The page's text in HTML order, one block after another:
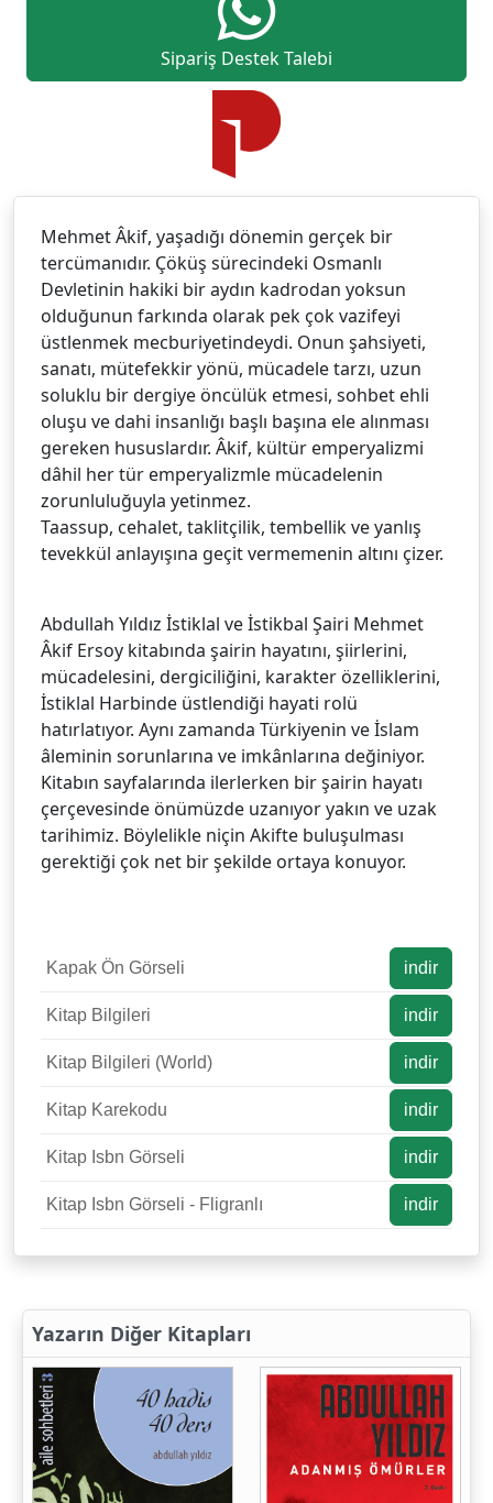
Sipariş Destek Talebi
Mehmet Âkif, yaşadığı dönemin gerçek bir
tercümanıdır. Çöküş sürecindeki Osmanlı
Devletinin hakiki bir aydın kadrodan yoksun
olduğunun farkında olarak pek çok vazifeyi
üstlenmek mecburiyetindeydi. Onun şahsiyeti,
sanatı, mütefekkir yönü, mücadele tarzı, uzun
soluklu bir dergiye öncülük etmesi, sohbet ehli
oluşu ve dahi insanlığı başlı başına ele alınması
gereken hususlardır. Âkif, kültür emperyalizmi
dâhil her tür emperyalizmle mücadelenin
zorunluluğuyla yetinmez.
Taassup, cehalet, taklitçilik, tembellik ve yanlış
tevekkül anlayışına geçit vermemenin altını çizer.
Abdullah Yıldız İstiklal ve İstikbal Şairi Mehmet
Âkif Ersoy kitabında şairin hayatını, şiirlerini,
mücadelesini, dergiciliğini, karakter özelliklerini,
İstiklal Harbinde üstlendiği hayati rolü
hatırlatıyor. Aynı zamanda Türkiyenin ve İslam
âleminin sorunlarına ve imkânlarına değiniyor.
Kitabın sayfalarında ilerlerken bir şairin hayatı
çerçevesinde önümüzde uzanıyor yakın ve uzak
tarihimiz. Böylelikle niçin Akifte buluşulması
gerektiği çok net bir şekilde ortaya konuyor.
Kapak Ön Görseli indir
Kitap Bilgileri indir
Kitap Bilgileri (World) indir
Kitap Karekodu indir
Kitap Isbn Görseli indir
Kitap Isbn Görseli - Fligranlı indir
Yazarın Diğer Kitapları